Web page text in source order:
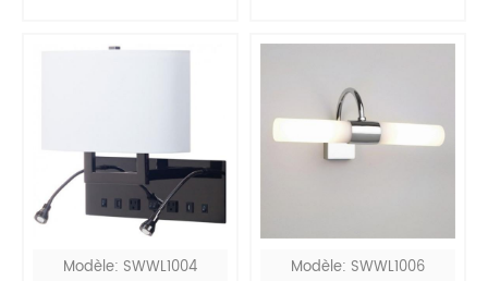
Modèle: SWWL1004 Modèle: SWWL1006